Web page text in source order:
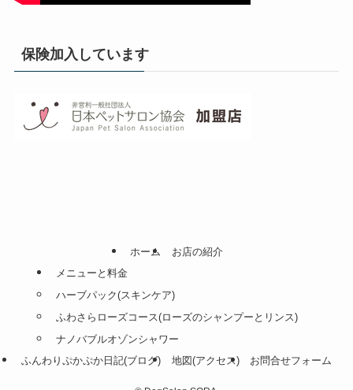
保険加入しています
ホーム
お店の紹介
メニューと料金
ハーブパック(スキンケア)
ふわさらローズコース(ローズのシャンプーとリンス)
ナノバブルオゾンシャワー
ふんわりぷかぷか日記(ブログ)
地図(アクセス) お問合せフォーム